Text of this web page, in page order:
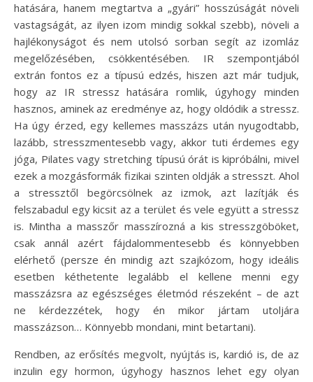
hatására, hanem megtartva a „gyári” hosszúságát növeli
vastagságát, az ilyen izom mindig sokkal szebb), növeli a
hajlékonyságot és nem utolsó sorban segít az izomláz
megelőzésében, csökkentésében. IR szempontjából
extrán fontos ez a típusú edzés, hiszen azt már tudjuk,
hogy az IR stressz hatására romlik, úgyhogy minden
hasznos, aminek az eredménye az, hogy oldódik a stressz.
Ha úgy érzed, egy kellemes masszázs után nyugodtabb,
lazább, stresszmentesebb vagy, akkor tuti érdemes egy
jóga, Pilates vagy stretching típusú órát is kipróbálni, mivel
ezek a mozgásformák fizikai szinten oldják a stresszt. Ahol
a stressztől begörcsölnek az izmok, azt lazítják és
felszabadul egy kicsit az a terület és vele együtt a stressz
is. Mintha a masszőr masszírozná a kis stresszgöböket,
csak annál azért fájdalommentesebb és könnyebben
elérhető (persze én mindig azt szajkózom, hogy ideális
esetben kéthetente legalább el kellene menni egy
masszázsra az egészséges életmód részeként – de azt
ne kérdezzétek, hogy én mikor jártam utoljára
masszázson… Könnyebb mondani, mint betartani).
Rendben, az erősítés megvolt, nyújtás is, kardió is, de az
inzulin egy hormon, úgyhogy hasznos lehet egy olyan